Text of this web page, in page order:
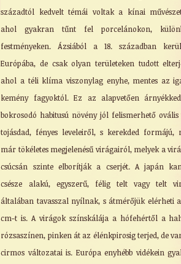
századtól kedvelt témái voltak a kínai
ahol gyakran tűnt fel porcelánokon,
festményeken. Ázsiából a 18. században
Európába, de csak olyan területeken tudott
ahol a téli klíma viszonylag enyhe, mentes az
kemény fagyoktól. Ez az alapvetően
bokrosodó habitusú növény jól felismerhető ovális
tojásdad, fényes leveleiről, s kerekded formájú,
már tökéletes megjelenésű virágairól, melyek a
csúcsán szinte elborítják a cserjét. A japán
csésze alakú, egyszerű, félig telt vagy telt
általában tavasszal nyílnak, s átmérőjük elérheti a
cm-t is. A virágok színskálája a hófehértől a
rózsaszínen, pinken át az élénkpirosig terjed, de
cirmos változatai is. Európa enyhébb vidékein